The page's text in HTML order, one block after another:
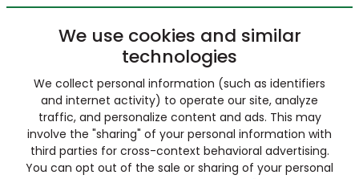
We use cookies and similar
technologies
We collect personal information (such as identifiers
and internet activity) to operate our site, analyze
traffic, and personalize content and ads. This may
involve the "sharing" of your personal information with
third parties for cross-context behavioral advertising.
You can opt out of the sale or sharing of your personal